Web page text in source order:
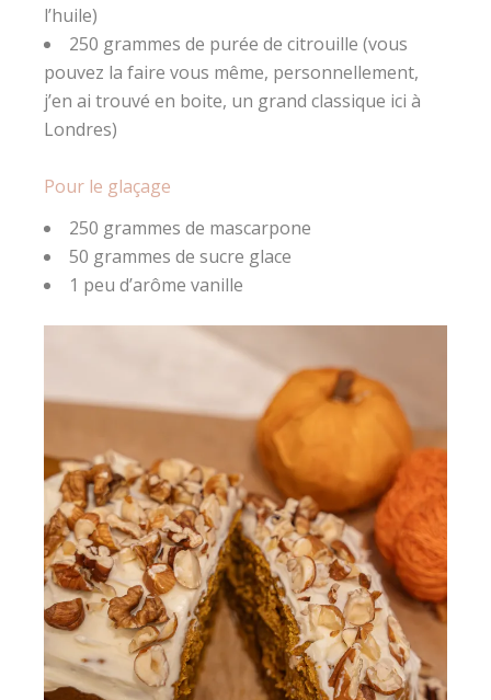
l’huile)
250 grammes de purée de citrouille (vous
pouvez la faire vous même, personnellement,
j’en ai trouvé en boite, un grand classique ici à
Londres)
Pour le glaçage
250 grammes de mascarpone
50 grammes de sucre glace
1 peu d’arôme vanille